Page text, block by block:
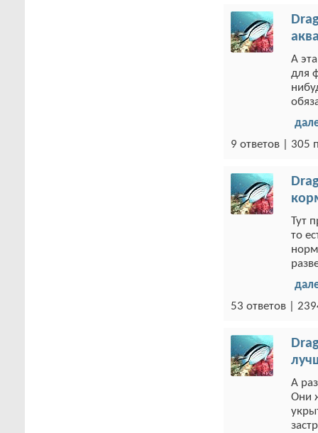
А
для
9 ответов | 305
Тут
то
53 ответов |
А
Они